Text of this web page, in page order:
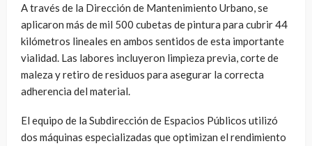
A través de la Dirección de Mantenimiento Urbano, se
aplicaron más de mil 500 cubetas de pintura para cubrir 44
kilómetros lineales en ambos sentidos de esta importante
vialidad. Las labores incluyeron limpieza previa, corte de
maleza y retiro de residuos para asegurar la correcta
adherencia del material.
El equipo de la Subdirección de Espacios Públicos utilizó
dos máquinas especializadas que optimizan el rendimiento